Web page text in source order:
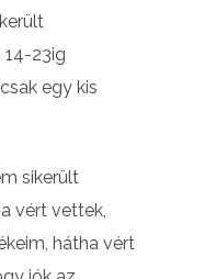
23ig
egy kis
sikerült
vért vettek,
hátha vért